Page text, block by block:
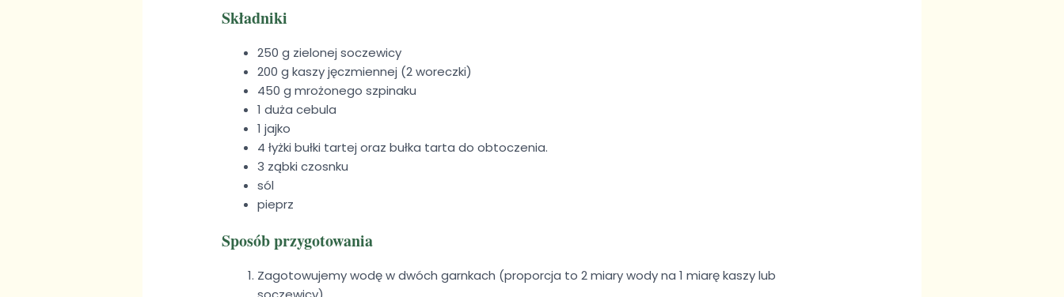
Składniki
250 g zielonej soczewicy
200 g kaszy jęczmiennej (2 woreczki)
450 g mrożonego szpinaku
1 duża cebula
1 jajko
4 łyżki bułki tartej oraz bułka tarta do obtoczenia.
3 ząbki czosnku
sól
pieprz
Sposób przygotowania
Zagotowujemy wodę w dwóch garnkach (proporcja to 2 miary wody na 1 miarę kaszy lub